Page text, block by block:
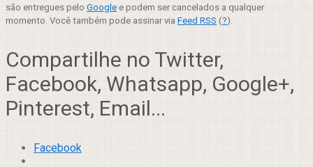
são entregues pelo Google e podem ser cancelados a qualquer
momento. Você também pode assinar via Feed RSS (?).
Compartilhe no Twitter,
Facebook, Whatsapp, Google+,
Pinterest, Email...
Facebook